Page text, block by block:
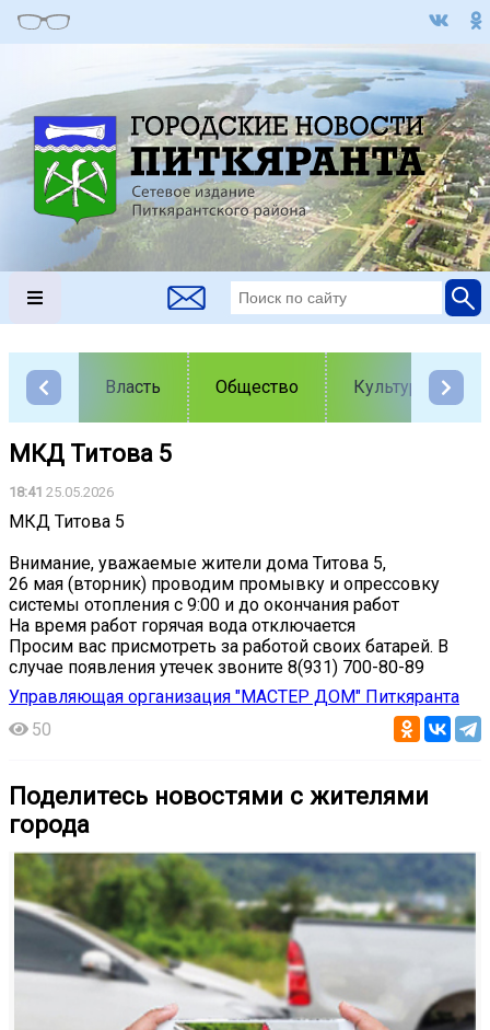
Власть Общество Культура
МКД Титова 5
18:41 25.05.2026
МКД Титова 5
Внимание, уважаемые жители дома Титова 5,
26 мая (вторник) проводим промывку и опрессовку
системы отопления с 9:00 и до окончания работ
На время работ горячая вода отключается
Просим вас присмотреть за работой своих батарей. В
случае появления утечек звоните 8(931) 700-80-89
Управляющая организация "МАСТЕР ДОМ" Питкяранта
50
Поделитесь новостями с жителями
города